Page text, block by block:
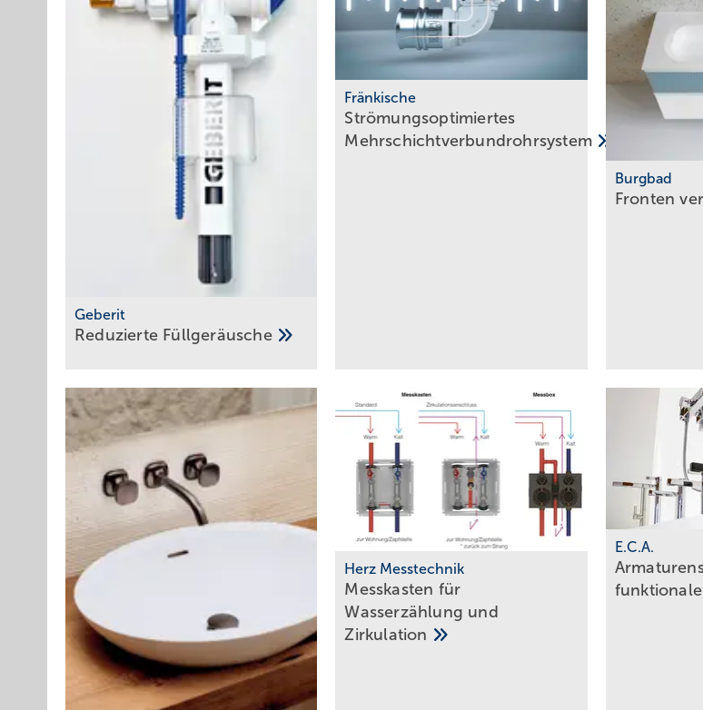
Geberit
Reduzierte ­Füllgeräusche
Fränkische
Strömungsoptimiertes
­Mehrschichtverbundrohrsystem
Burgbad
Fronten
Herz Messt echnik
Messkasten für
Wasserzählung und
Zirkulation
E.C.A.